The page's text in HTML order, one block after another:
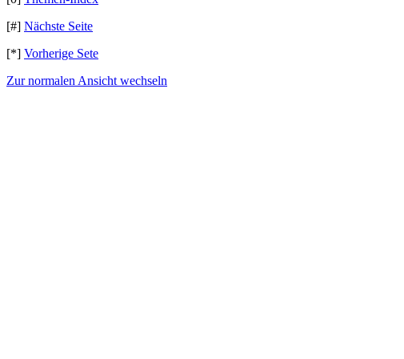
[#] Nächste Seite
[*] Vorherige Sete
Zur normalen Ansicht wechseln